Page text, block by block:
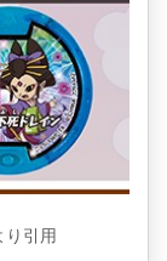
り引用